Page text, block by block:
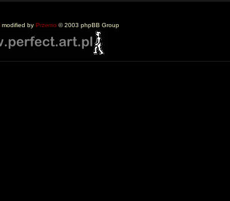
modified by Przemo © 2003 phpBB Group